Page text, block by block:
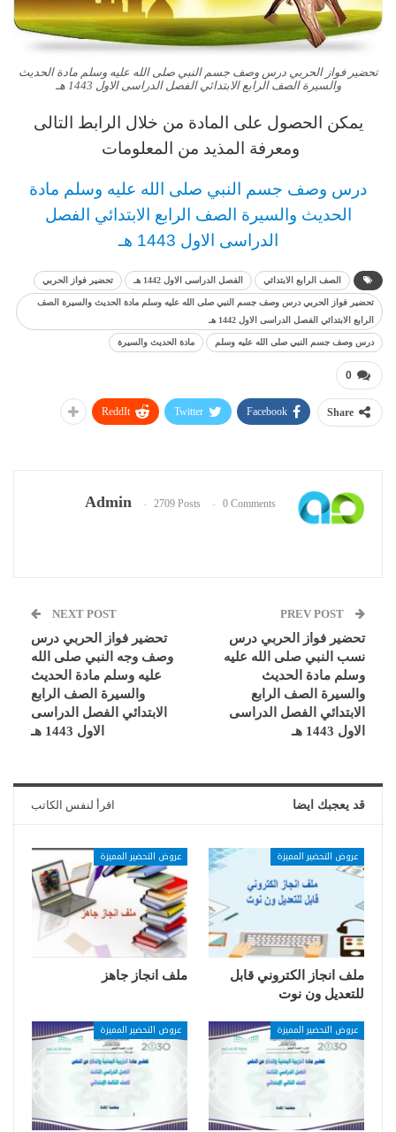
تحضير فواز الحربي درس وصف جسم النبي صلى الله عليه وسلم مادة الحديث
والسيرة الصف الرابع الابتدائي الفصل الدراسى الاول 1443 هـ
يمكن الحصول على المادة من خلال الرابط التالى
ومعرفة المذيد من المعلومات
درس وصف جسم النبي صلى الله عليه وسلم مادة
الحديث والسيرة
الصف الرابع الابتدائي الفصل
الدراسى الاول 1443 هـ
الصف الرابع الابتدائي الفصل الدراسى الاول 1442 هـ تحضير فواز الحربي
تحضير فواز الحربي درس وصف جسم النبي صلى الله عليه وسلم مادة الحديث والسيرة الصف
الرابع الابتدائي الفصل الدراسى الاول 1442 هـ
درس وصف جسم النبي صلى الله عليه وسلم مادة الحديث والسيرة
0
Share
Facebook
Twitter
ReddIt
Admin 2709 Posts 0 Comments
تحضير فواز الحربي درس
نسب النبي صلى الله عليه
وسلم مادة الحديث
والسيرة الصف الرابع
الابتدائي الفصل الدراسى
الاول 1443 هـ
NEXT POST
تحضير فواز الحربي درس
وصف وجه النبي صلى الله
عليه وسلم مادة الحديث
والسيرة الصف الرابع
الابتدائي الفصل الدراسى
الاول 1443 هـ
قد يعجبك ايضا اقرأ لنفس الكاتب
عروض التحضير المميزة
ملف انجاز الكتروني قابل
للتعديل ون نوت
عروض التحضير المميزة
ملف انجاز جاهز
عروض التحضير المميزة عروض التحضير المميزة